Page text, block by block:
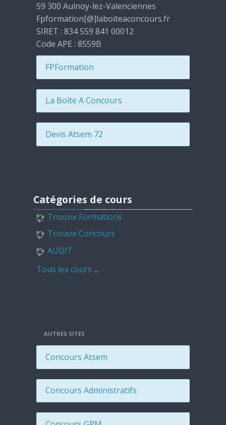
59 300 Aulnoy-lez-Valenciennes
Fpformation[@]laboiteaconcours.fr
SIRET : 834 559 841 00012
Code APE : 8559B
FPFormation
La Boîte A Concours
Devis Atsem 72
Catégories de cours
Trouvix Formations
Trouvix Concours
AUDIT
Tous les cours ...
AUTRES SITES
Concours Atsem
Concours Administratifs